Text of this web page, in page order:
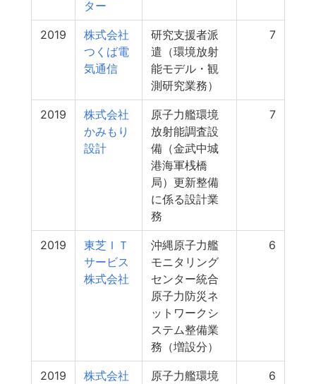
ター
2019
株式会社
つくば電
気通信
研究支援者派
遣（環境放射
能モデル・観
測研究業務）
7
2019
株式会社
かみもり
設計
原子力艦環境
放射能調査設
備（金武中城
港海軍桟橋
局）更新整備
に係る設計業
務
7
2019
東芝ＩＴ
サービス
株式会社
沖縄原子力艦
モニタリング
センター統合
原子力防災ネ
ットワークシ
ステム整備業
務（増設分）
6
2019
株式会社
原子力艦環境
6